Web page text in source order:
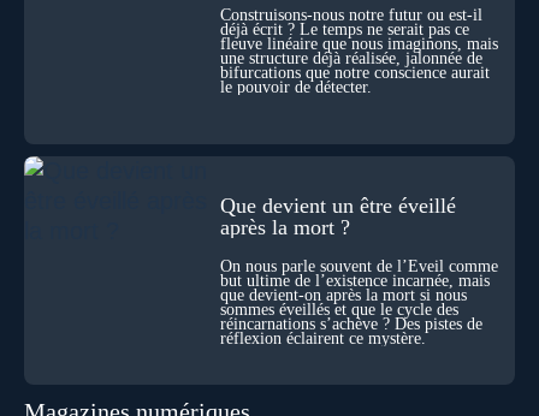
! Sommes-nous à l’aube d’une révolution de la conscience ?
Sans doute. Mais encore faut-il accepter d’explorer ces
territoires avec lucidité, et rigueur…
Construisons-nous notre futur ou est-il
déjà écrit ? Le temps ne serait pas ce
fleuve linéaire que nous imaginons, mais
une structure déjà réalisée, jalonnée de
bifurcations que notre conscience aurait
le pouvoir de détecter.
Que devient un être éveillé
après la mort ?
On nous parle souvent de l’Éveil comme
but ultime de l’existence incarnée, mais
que devient-on après la mort si nous
sommes éveillés et que le cycle des
réincarnations s’achève ? Des pistes de
réflexion éclairent ce mystère.